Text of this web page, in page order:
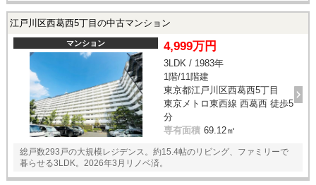
江戸川区西葛西5丁目の中古マンション
マンション 4,999万円
3LDK / 1983年
1階/11階建
東京都江戸川区西葛西5丁目
東京メトロ東西線 西葛西 徒歩5
分
専有面積 69.12㎡
総戸数293戸の大規模レジデンス。約15.4帖のリビング、ファミリーで
暮らせる3LDK。2026年3月リノベ済。